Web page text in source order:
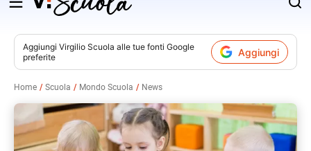
Salta
contenuto
Aggiungi Virgilio Scuola alle tue fonti Google
preferite
Aggiungi
Home Scuola Mondo Scuola News